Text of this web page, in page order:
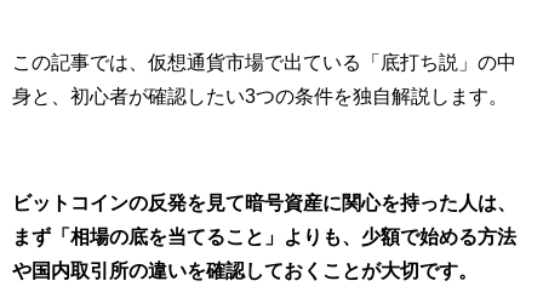
この記事では、仮想通貨市場で出ている「底打ち説」の中
身と、初心者が確認したい3つの条件を独自解説します。
ビットコインの反発を見て暗号資産に関心を持った人は、
まず「相場の底を当てること」よりも、少額で始める方法
や国内取引所の違いを確認しておくことが大切です。